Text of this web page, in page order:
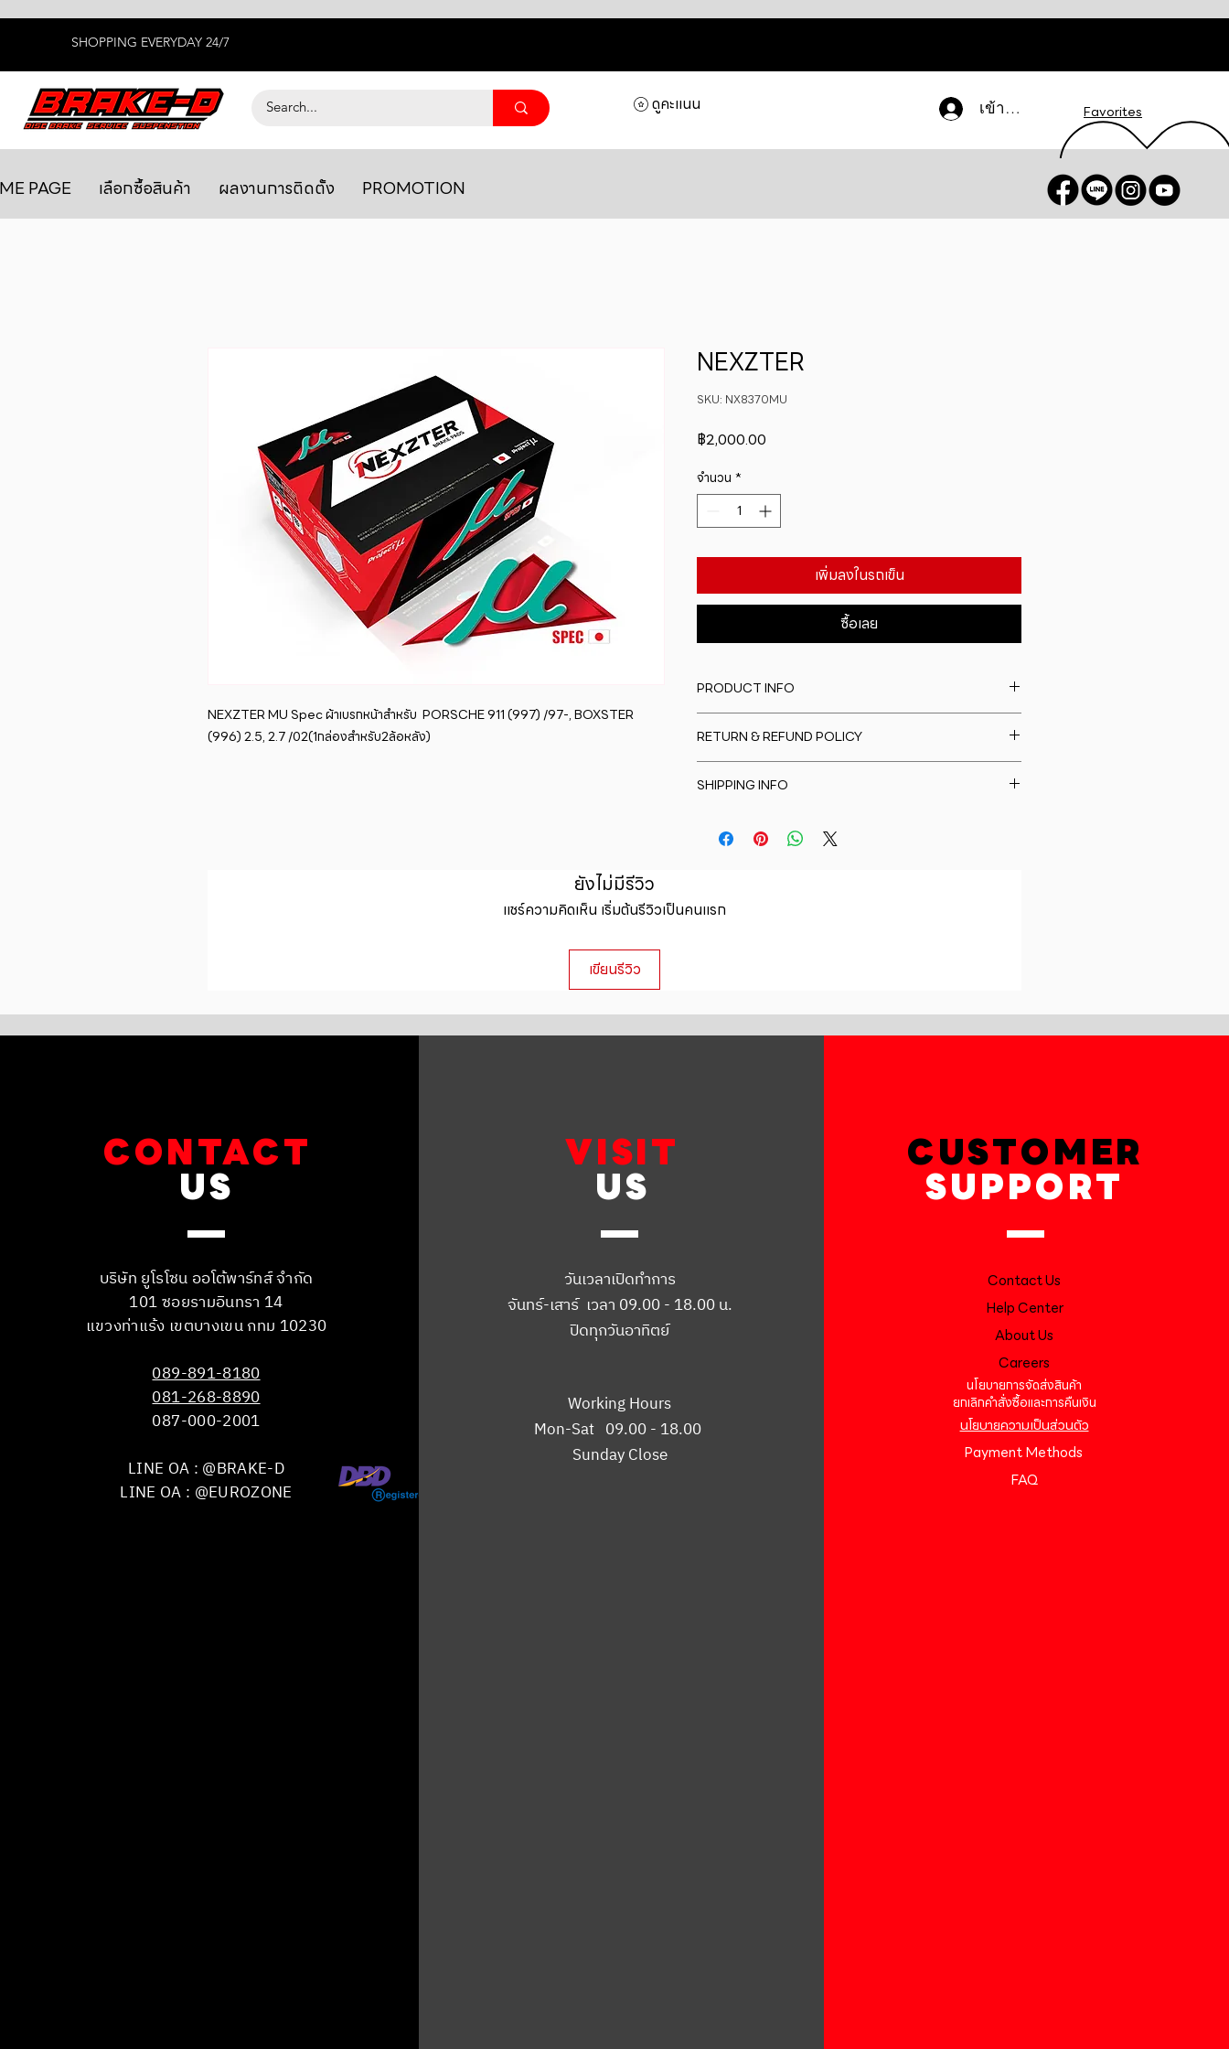
SHOPPING EVERYDAY 24/7
เข้าสู่ระบบ Favorites
ดูคะแนน
PAGE เลือกซื้อสินค้า ผลงานการติดตั้ง PROMOTION
NEXZTER MU Spec ผ้าเบรกหน้าสำหรับ  PORSCHE 911 (997) /97-, BOXSTER
(996) 2.5, 2.7 /02(1กล่องสำหรับ2ล้อหลัง)
NEXZTER
SKU: NX8370MU
฿2,000.00
จำนวน *
เพิ่มลงในรถเข็น
ซื้อเลย
PRODUCT INFO
information about your product such as sizing,
material, care and cleaning instructions. This is also a
great space to write what makes this product
RETURN & REFUND POLICY
to let your customers know what to do in case they
straightforward refund or exchange policy is a great
way to build trust and reassure your customers that
SHIPPING INFO
information about your shipping methods,
can buy from you with confidence.
ยังไม่มีรีวิว
แชร์ความคิดเห็น เริ่มต้นรีวิวเป็นคนแรก
เขียนรีวิว
CONTACT
US
บริษัท ยูโรโซน ออโต้พาร์ทส์ จำกัด
101 ซอยรามอินทรา 14
แขวงท่าแร้ง เขตบางเขน กทม 10230
089-891-8180
081-268-8890
087-000-2001
LINE OA : @BRAKE-D
LINE OA : @EUROZONE
VISIT
US
วันเวลาเปิดทำการ
จันทร์-เสาร์ เวลา 09.00 - 18.00 น.
ปิดทุกวันอาทิตย์
Working Hours
Mon-Sat 09.00 - 18.00
Sunday Close
CUSTOMER
SUPPORT
Contact Us
Help Center
About Us
Careers
นโยบายการจัดส่งสินค้า
ยกเลิกคำสั่งซื้อและการคืนเงิน
นโยบายความเป็นส่วนตัว
Payment Methods
FAQ